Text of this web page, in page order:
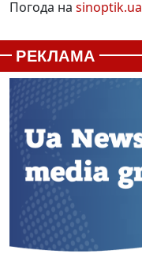
Погода на sinoptik.ua
РЕКЛАМА